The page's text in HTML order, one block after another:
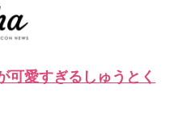
可愛すぎるしゅうとく